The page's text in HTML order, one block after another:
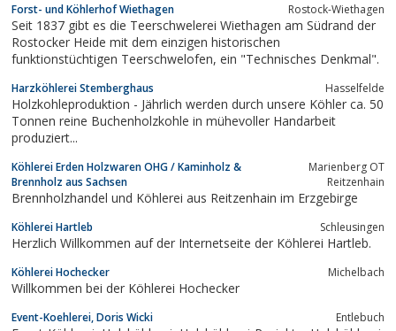
Forst- und Köhlerhof Wiethagen Rostock-Wiethagen
Seit 1837 gibt es die Teerschwelerei Wiethagen am Südrand der
Rostocker Heide mit dem einzigen historischen
funktionstüchtigen Teerschwelofen, ein "Technisches Denkmal".
Harzköhlerei Stemberghaus Hasselfelde
Holzkohleproduktion - Jährlich werden durch unsere Köhler ca. 50
Tonnen reine Buchenholzkohle in mühevoller Handarbeit
produziert...
Köhlerei Erden Holzwaren OHG / Kaminholz &
Brennholz aus Sachsen
Marienberg OT
Reitzenhain
Brennholzhandel und Köhlerei aus Reitzenhain im Erzgebirge
Köhlerei Hartleb Schleusingen
Herzlich Willkommen auf der Internetseite der Köhlerei Hartleb.
Köhlerei Hochecker Michelbach
Willkommen bei der Köhlerei Hochecker
Event-Koehlerei, Doris Wicki Entlebuch